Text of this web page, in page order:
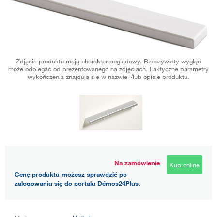
Zdjęcia produktu mają charakter poglądowy. Rzeczywisty wygląd
może odbiegać od prezentowanego na zdjęciach. Faktyczne parametry
wykończenia znajdują się w nazwie i/lub opisie produktu.
Na zamówienie
Cenę produktu możesz sprawdzić po
zalogowaniu się do portalu Démos24Plus.
Kup online